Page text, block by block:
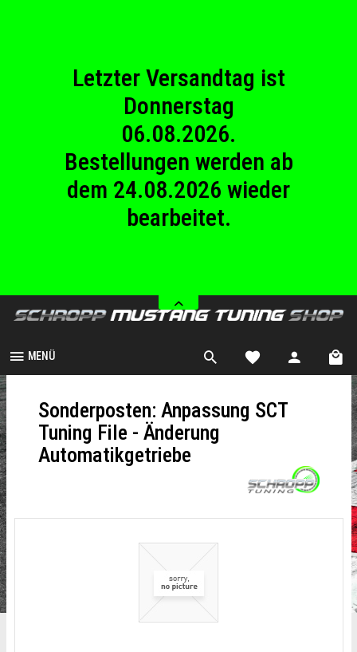
Letzter Versandtag ist
Donnerstag
06.08.2026.
Bestellungen werden ab
dem 24.08.2026 wieder
bearbeitet.
23.08.2026
Betriebsferien.
MENÜ
Sonderposten: Anpassung SCT
Tuning File - Änderung
Automatikgetriebe